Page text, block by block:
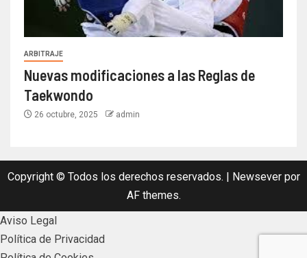
ARBITRAJE
Nuevas modificaciones a las Reglas de
Taekwondo
26 octubre, 2025 admin
Copyright © Todos los derechos reservados. | Newseverpor
AF themes.
Aviso Legal
Política de Privacidad